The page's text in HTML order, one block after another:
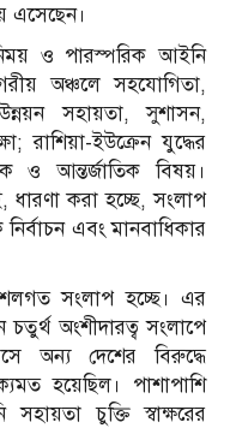
এসেছেন।
ও পারস্পরিক আইনি
অঞ্চলে সহযোগিতা,
সহায়তা, সুশাসন,
রাশিয়া-ইউক্রেন যুদ্ধের
ও আন্তর্জাতিক বিষয়।
ধারণা করা হচ্ছে, সংলাপ
এবং মানবাধিকার
সংলাপ হচ্ছে। এর
অংশীদারত্ব সংলাপে
অন্য দেশের বিরুদ্ধে
হয়েছিল। পাশাপাশি
চুক্তি স্বাক্ষরের